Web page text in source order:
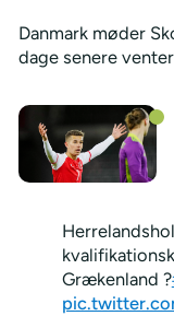
Danmark møder
dage senere
Grækenland ?